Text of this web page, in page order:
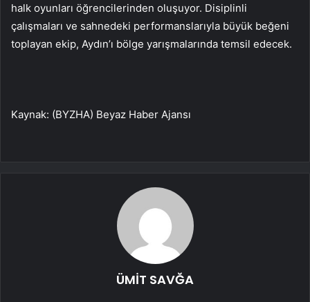
halk oyunları öğrencilerinden oluşuyor. Disiplinli
çalışmaları ve sahnedeki performanslarıyla büyük beğeni
toplayan ekip, Aydın’ı bölge yarışmalarında temsil edecek.
Kaynak: (BYZHA) Beyaz Haber Ajansı
ÜMİT SAVĞA